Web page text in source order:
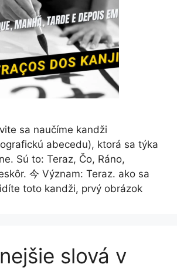
sa naučíme kandži
abecedu), ktorá sa týka
Sú to: Teraz, Čo, Ráno,
今 Význam: Teraz. ako sa
toto kandži, prvý obrázok
slová v